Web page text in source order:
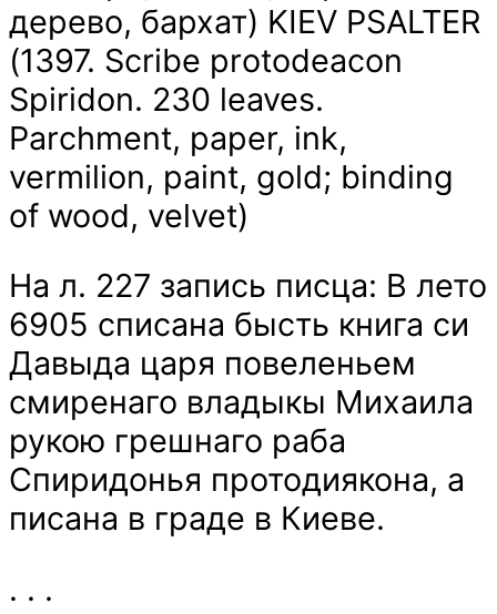
дерево, бархат) KIEV PSALTER
(1397. Scribe protodeacon
Spiridon. 230 leaves.
Parchment, paper, ink,
vermilion, paint, gold; binding
of wood, velvet)
На л. 227 запись писца: В лето
6905 списана бысть книга си
Давыда царя повеленьем
смиренаго владыкы Михаила
рукою грешнаго раба
Спиридонья протодиякона, а
писана в граде в Киеве.
. . .